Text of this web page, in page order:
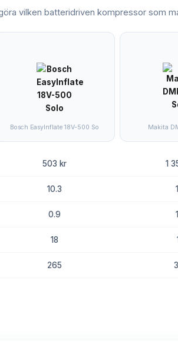
vilken batteridriven kompressor som
Bosch EasyInflate 18V-500 So Makita
503 kr 1
10.3
0.9
18
265